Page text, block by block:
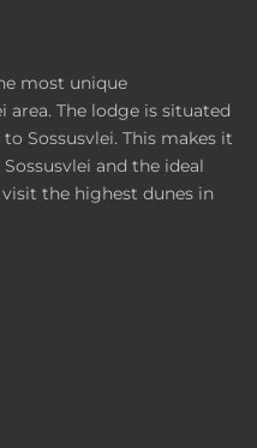
most unique
area. The lodge is situated
Sossusvlei. This makes it
and the ideal
the highest dunes in